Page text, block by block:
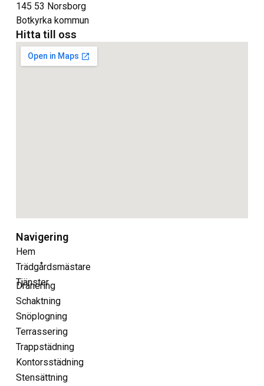
145 53 Norsborg
Botkyrka kommun
Hitta till oss
Navigering
Hem
Trädgårdsmästare
Tjänster
Dränering
Schaktning
Snöplogning
Terrassering
Trappstädning
Kontorsstädning
Stensättning